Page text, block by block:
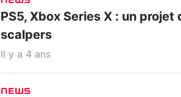
PS5, Xbox Series X : un
scalpers
Il y a 4 ans
NEWS